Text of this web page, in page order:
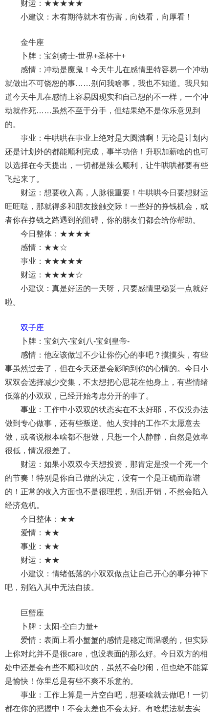
财运：★★★★★
小建议：木有期待就木有伤害，向钱看，向厚看！
金牛座
卜牌：宝剑骑士-世界+圣杯十+
感情：冲动是魔鬼！今天牛儿在感情里特容易一个冲动
就做出不可饶恕的事……别问我啥事，我也不知道。我只知
道今天牛儿在感情上容易因现实和自己想的不一样，一个冲
动就作死……虽然不至于分手，但结果绝不是你乐意见到
的。
事业：牛哄哄在事业上绝对是大圆满啊！无论是计划内
还是计划外的都能顺利完成，事半功倍！升职加薪啥的也可
以选择在今天提出，一切都是辣么顺利，让牛哄哄都要有些
飞起来了。
财运：想要收入高，人脉很重要！牛哄哄今日要想财运
旺旺哒，那就得多和朋友接触交际！一些好的挣钱机会，或
者你在挣钱之路遇到的阻碍，你的朋友们都会给你帮助。
今日整体：★★★★
感情：★★☆
事业：★★★★★
财运：★★★★☆
小建议：真是好运的一天呀，只要感情里稳妥一点就好
啦。
双子座
卜牌：宝剑六-宝剑八-宝剑皇帝-
感情：他应该做过不少让你伤心的事吧？摸摸头，有些
事虽然过去了，但在今天还是会影响到你的心情的。今日小
双双会选择减少交集，不太想把心思花在他身上，有些情绪
低落的小双双，已经开始考虑分开的事了。
事业：工作中小双双的状态实在不太好耶，不仅没办法
做到专心做事，还有些叛逆。他人安排的工作不太愿意去
做，或者说根本啥都不想做，只想一个人静静，自然是效率
很低，情况很差了。
财运：如果小双双今天想投资，那肯定是投一个死一个
的节奏！特别是你自己做的决定，没有一个是正确而靠谱
的！正常的收入方面也不是很理想，别乱开销，不然会陷入
经济危机。
今日整体：★★
爱情：★★
事业：★★
财运：★★
小建议：情绪低落的小双双做点让自己开心的事分神下
吧，别陷入其中无法自拔。
巨蟹座
卜牌：太阳-空白力量+
爱情：表面上看小蟹蟹的感情是稳定而温暖的，但实际
上你对此并不是很care，也没表面的那么好。今日双方的相
处中还是会有些不顺和坎的，虽然不会吵闹，但也绝不能算
是愉快！你里总是有些不爽不乐意的。
事业：工作上算是一片空白吧，想要啥就去做吧！一切
都在你的把握中！不会太差也不会太好。有啥想法就去实